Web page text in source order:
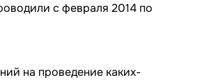
с февраля 2014 по
на проведение каких-